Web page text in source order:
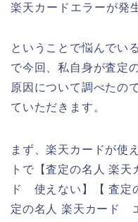
楽天カードエラーが発
ということで悩んでい
で今回、私自身が査定
原因について調べたの
ていただきます。
まず、楽天カードが使
トで【査定の名人 楽
ド 使えない】【 査定
定の名人 楽天カード